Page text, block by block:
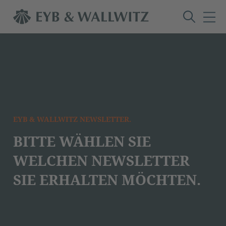
EYB & WALLWITZ NEWSLETTER.
BITTE WÄHLEN SIE
WELCHEN NEWSLETTER
SIE ERHALTEN MÖCHTEN.